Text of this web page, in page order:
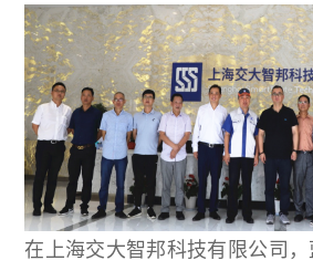
在上海交大智邦科技有限公司